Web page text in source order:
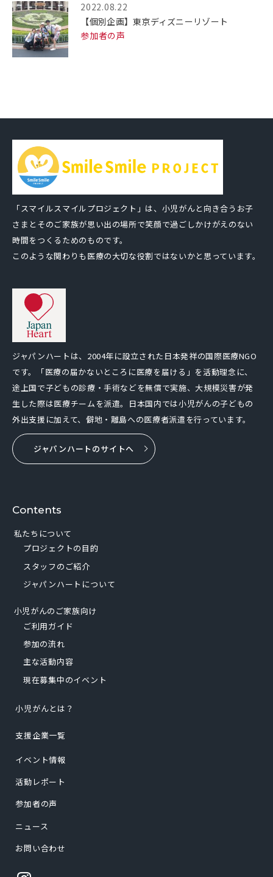
2022.08.22
【個別企画】東京ディズニーリゾート
参加者の声
「スマイルスマイルプロジェクト」は、小児がんと向き合うお子
さまとそのご家族が思い出の場所で笑顔で過ごしかけがえのない
時間をつくるためのものです。
このような関わりも医療の大切な役割ではないかと思っています。
ジャパンハートは、2004年に設立された日本発祥の国際医療NGO
です。「医療の届かないところに医療を届ける」を活動理念に、
途上国で子どもの診療・手術などを無償で実施、大規模災害が発
生した際は医療チームを派遣。日本国内では小児がんの子どもの
外出支援に加えて、僻地・離島への医療者派遣を行っています。
ジャパンハートのサイトへ
Contents
私たちについて
プロジェクトの目的
スタッフのご紹介
ジャパンハートについて
小児がんのご家族向け
ご利用ガイド
参加の流れ
主な活動内容
現在募集中のイベント
小児がんとは？
支援企業一覧
イベント情報
活動レポート
参加者の声
ニュース
お問い合わせ